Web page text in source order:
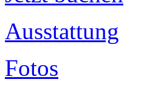
Ausstattung
Fotos